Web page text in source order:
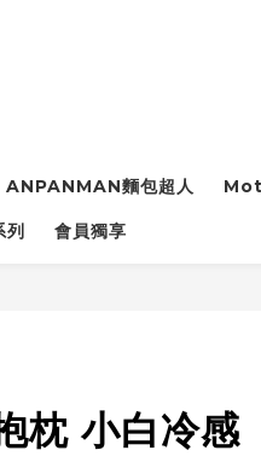
ANPANMAN麵包超人
會員獨享
枕 小白冷感